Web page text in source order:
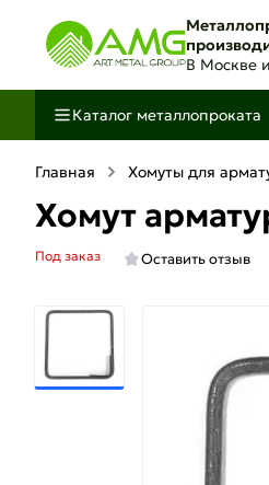
В Москве
Каталог металлопроката
Главная Хомуты для
Хомут
Под заказ Оставить отзыв